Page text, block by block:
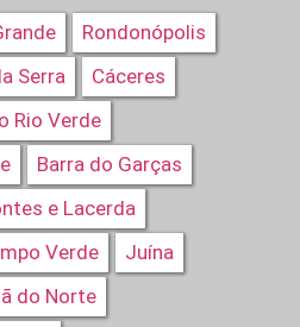
Rondonópolis
Serra
Cáceres
Rio Verde
Barra do Garças
e Lacerda
Verde
Juína
do Norte